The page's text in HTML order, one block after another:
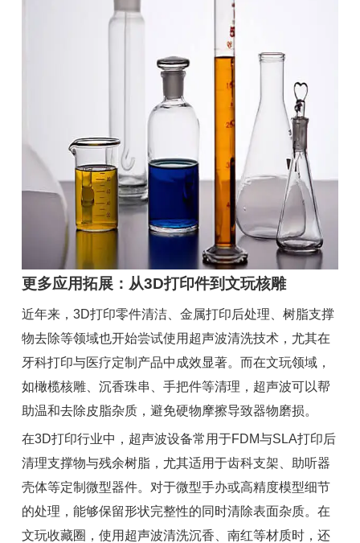
更多应用拓展：从3D打印件到文玩核雕
近年来，3D打印零件清洁、金属打印后处理、树脂支撑
物去除等领域也开始尝试使用超声波清洗技术，尤其在
牙科打印与医疗定制产品中成效显著。而在文玩领域，
如橄榄核雕、沉香珠串、手把件等清理，超声波可以帮
助温和去除皮脂杂质，避免硬物摩擦导致器物磨损。
在3D打印行业中，超声波设备常用于FDM与SLA打印后
清理支撑物与残余树脂，尤其适用于齿科支架、助听器
壳体等定制微型器件。对于微型手办或高精度模型细节
的处理，能够保留形状完整性的同时清除表面杂质。在
文玩收藏圈，使用超声波清洗沉香、南红等材质时，还